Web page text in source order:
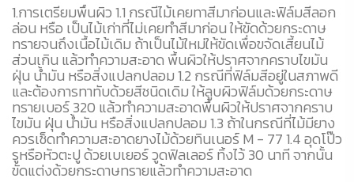
1.การเตรียมพื้นผิว 1.1 กรณีไม้เคยทาสีมาก่อนและฟิล์มสีลอก
ล่อน หรือ เป็นไม้เก่าที่ไม่เคยทำสีมาก่อน ให้ขัดด้วยกระดาษ
ทรายจนถึงเนื้อไม้เดิม ถ้าเป็นไม้ใหม่ให้ขัดเพื่อขจัดเสี้ยนไม้
ส่วนเกิน แล้วทำความสะอาด พื้นผิวให้ปราศจากคราบไขมัน
ฝุ่น น้ำมัน หรือสิ่งแปลกปลอม 1.2 กรณีที่ฟิล์มสีอยู่ในสภาพดี
และต้องการทาทับด้วยสีชนิดเดิม ให้ลูบผิวฟิล์มด้วยกระดาษ
ทรายเบอร์ 320 แล้วทำความสะอาดพื้นผิวให้ปราศจากคราบ
ไขมัน ฝุ่น น้ำมัน หรือสิ่งแปลกปลอม 1.3 ถ้าในกรณีที่ไม้มียาง
ควรเช็ดทำความสะอาดยางไม้ด้วยทินเนอร์ M - 77 1.4 อุดโป๊ว
รูหรือหัวตะปู ด้วยเบเยอร์ วูดฟิลเลอร์ ทิ้งไว้ 30 นาที จากนั้น
ขัดแต่งด้วยกระดาษทรายแล้วทำความสะอาด